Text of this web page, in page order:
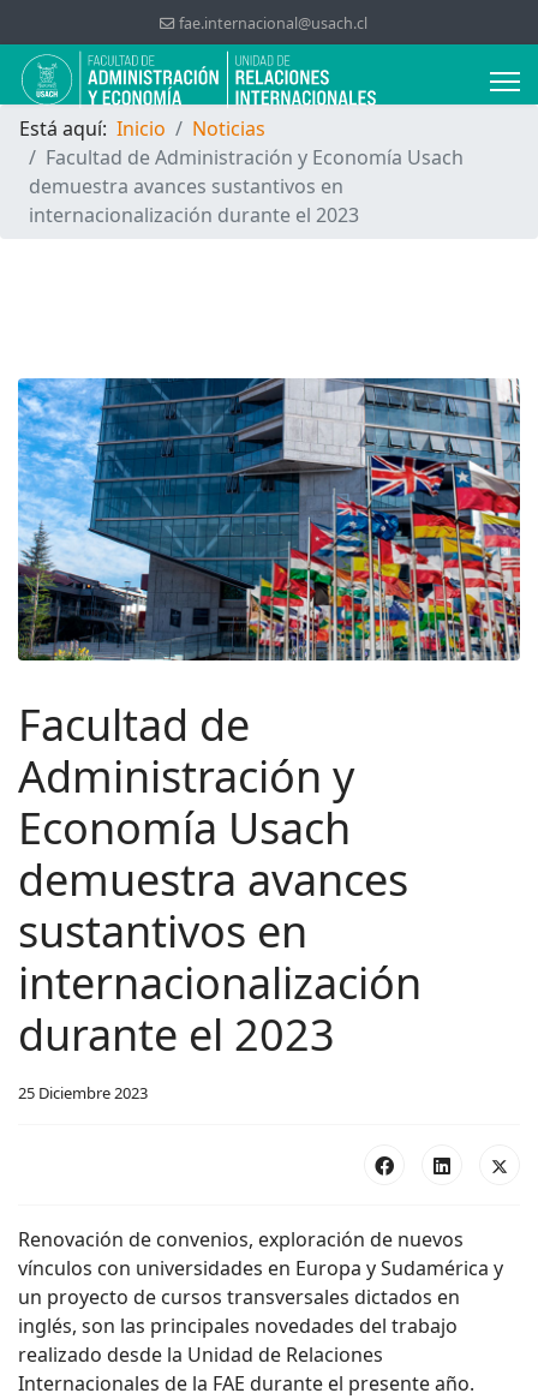
fae.internacional@usach.cl
Está aquí: Inicio
Noticias
Facultad de Administración y Economía Usach
demuestra avances sustantivos en
internacionalización durante el 2023
Facultad de
Administración y
Economía Usach
demuestra avances
sustantivos en
internacionalización
durante el 2023
25 Diciembre 2023
Renovación de convenios, exploración de nuevos
vínculos con universidades en Europa y Sudamérica y
un proyecto de cursos transversales dictados en
inglés, son las principales novedades del trabajo
realizado desde la Unidad de Relaciones
Internacionales de la FAE durante el presente año.